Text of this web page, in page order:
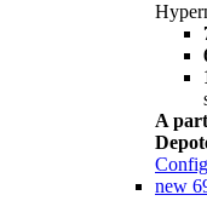
A
new